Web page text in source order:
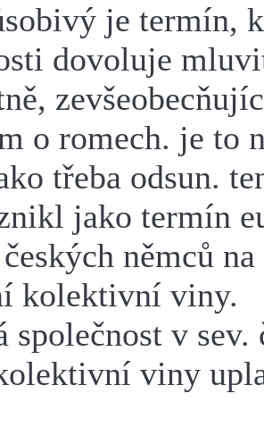
je termín,
dovoluje
o romech. je to
třeba odsun.
jako termín
němců na
kolektivní viny.
společnost v sev.
viny